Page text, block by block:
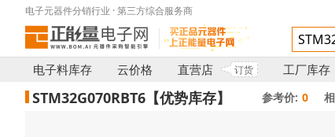
电子元器件分销行业 · 第三方综合服务商
电子料库存 云价格 直营店 订货 工厂库存
STM32G070RBT6【优势库存】 参考价: 0